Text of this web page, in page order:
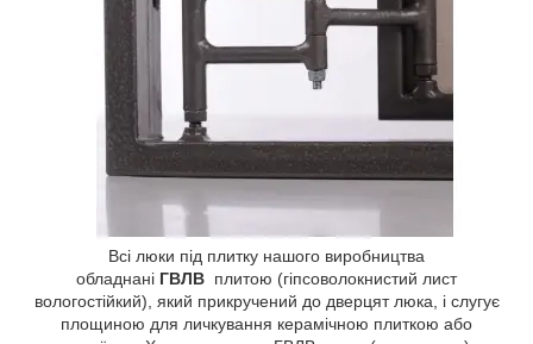
Всі люки під плитку нашого виробництва
обладнані ГВЛВ плитою (гіпсоволокнистий лист
вологостійкий), який прикручений до дверцят люка, і слугує
площиною для личкування керамічною плиткою або